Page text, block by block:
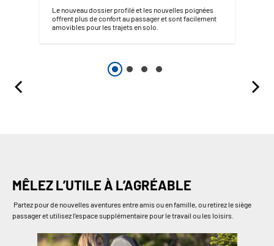
Le nouveau dossier profilé et les nouvelles poignées
offrent plus de confort au passager et sont facilement
amovibles pour les trajets en solo.
MÊLEZ L’UTILE À L’AGRÉABLE
Partez pour de nouvelles aventures entre amis ou en famille, ou retirez le siège
passager et utilisez l’espace supplémentaire pour le travail ou les loisirs.